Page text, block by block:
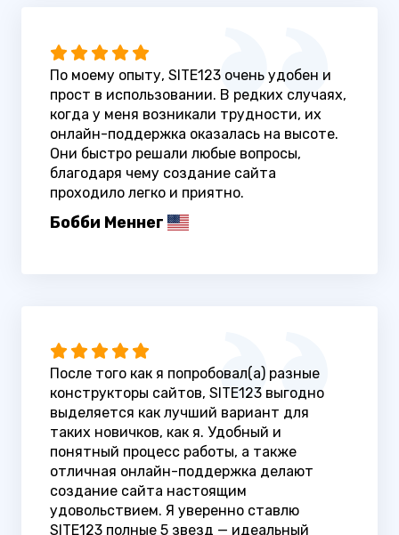
По моему опыту, SITE123 очень удобен и
прост в использовании. В редких случаях,
когда у меня возникали трудности, их
онлайн-поддержка оказалась на высоте.
Они быстро решали любые вопросы,
благодаря чему создание сайта
проходило легко и приятно.
Бобби Меннег
После того как я попробовал(а) разные
конструкторы сайтов, SITE123 выгодно
выделяется как лучший вариант для
таких новичков, как я. Удобный и
понятный процесс работы, а также
отличная онлайн-поддержка делают
создание сайта настоящим
удовольствием. Я уверенно ставлю
SITE123 полные 5 звезд — идеальный